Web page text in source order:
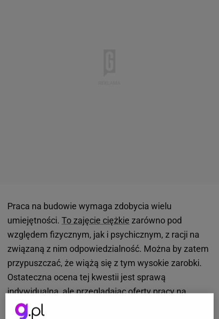
Praca na budowie wymaga zdobycia wielu
umiejętności. To zajęcie ciężkie zarówno pod
względem fizycznym, jak i psychicznym, z racji na
związaną z nim odpowiedzialność. Można by zatem
przypuszczać, że wiążą się z tym wysokie zarobki.
Ostateczna ocena tej kwestii jest sprawą
indywidualną, ale przeglądając oferty pracy na
portalach ogłoszeniowych